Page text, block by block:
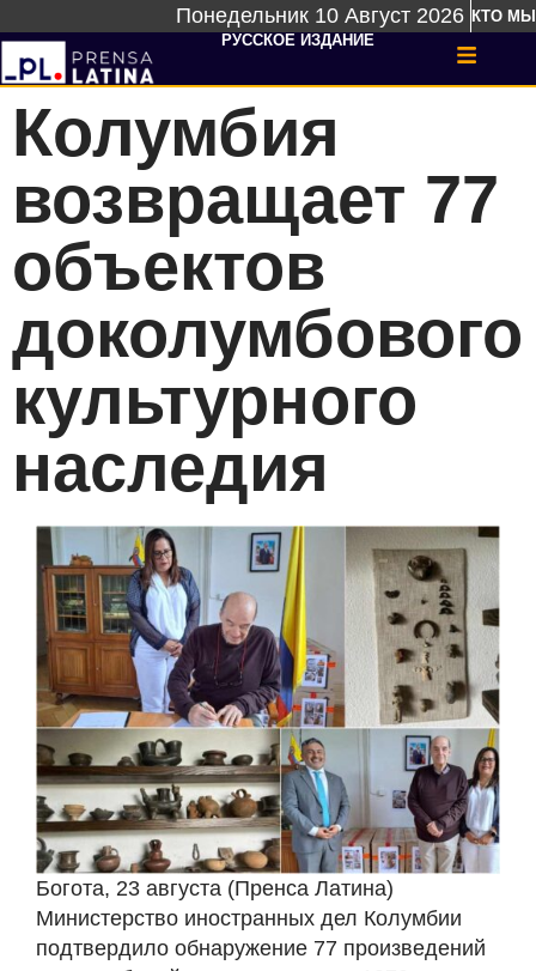
Понедельник 10 Август 2026 КТО МЫ
РУССКОЕ ИЗДАНИЕ
Колумбия
возвращает 77
объектов
доколумбового
культурного
наследия
Богота, 23 августа (Пренса Латина)
Министерство иностранных дел Колумбии
подтвердило обнаружение 77 произведений